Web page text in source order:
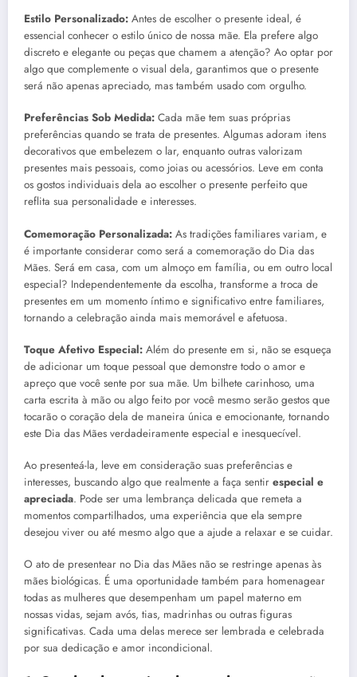
Estilo Personalizado: Antes de escolher o presente ideal, é
essencial conhecer o estilo único de nossa mãe. Ela prefere algo
discreto e elegante ou peças que chamem a atenção? Ao optar por
algo que complemente o visual dela, garantimos que o presente
será não apenas apreciado, mas também usado com orgulho.
Preferências Sob Medida: Cada mãe tem suas próprias
preferências quando se trata de presentes. Algumas adoram itens
decorativos que embelezem o lar, enquanto outras valorizam
presentes mais pessoais, como joias ou acessórios. Leve em conta
os gostos individuais dela ao escolher o presente perfeito que
reflita sua personalidade e interesses.
Comemoração Personalizada: As tradições familiares variam, e
é importante considerar como será a comemoração do Dia das
Mães. Será em casa, com um almoço em família, ou em outro local
especial? Independentemente da escolha, transforme a troca de
presentes em um momento íntimo e significativo entre familiares,
tornando a celebração ainda mais memorável e afetuosa.
Toque Afetivo Especial: Além do presente em si, não se esqueça
de adicionar um toque pessoal que demonstre todo o amor e
apreço que você sente por sua mãe. Um bilhete carinhoso, uma
carta escrita à mão ou algo feito por você mesmo serão gestos que
tocarão o coração dela de maneira única e emocionante, tornando
este Dia das Mães verdadeiramente especial e inesquecível.
Ao presenteá-la, leve em consideração suas preferências e
interesses, buscando algo que realmente a faça sentir especial e
apreciada. Pode ser uma lembrança delicada que remeta a
momentos compartilhados, uma experiência que ela sempre
desejou viver ou até mesmo algo que a ajude a relaxar e se cuidar.
O ato de presentear no Dia das Mães não se restringe apenas às
mães biológicas. É uma oportunidade também para homenagear
todas as mulheres que desempenham um papel materno em
nossas vidas, sejam avós, tias, madrinhas ou outras figuras
significativas. Cada uma delas merece ser lembrada e celebrada
por sua dedicação e amor incondicional.